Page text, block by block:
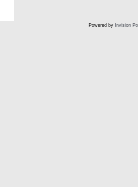
Powered by Invision